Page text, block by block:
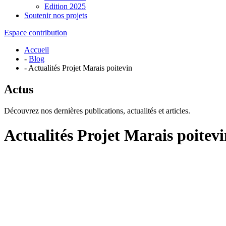
Edition 2025
Soutenir nos projets
Espace contribution
Accueil
- Blog
- Actualités Projet Marais poitevin
Actus
Découvrez nos dernières publications, actualités et articles.
Actualités Projet Marais